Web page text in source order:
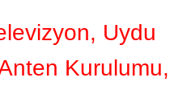
Uydu
Kurulumu,